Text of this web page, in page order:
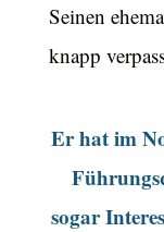
Seinen
knapp
Er hat im
sogar